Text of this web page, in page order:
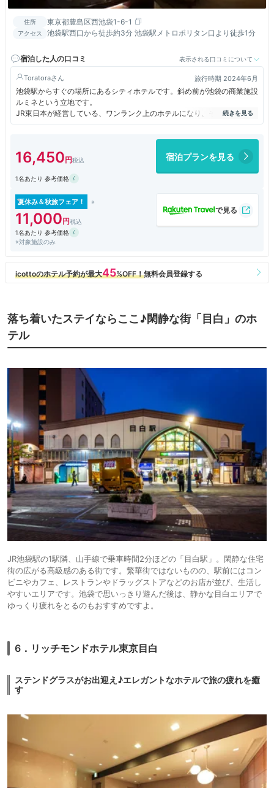
住所 東京都豊島区西池袋1-6-1
アクセス 池袋駅西口から徒歩約3分 池袋駅メトロポリタン口より徒歩1分
宿泊した人の口コミ 表示される口コミについて
Toratora 旅行時期 2024年6月
池袋駅からすぐの場所にあるシティホテルです。斜め前が池袋の商業施設
ルミネという立地です。
JR東日本が経営している、ワンランク上のホテルになり、その立地が素
晴らしいです。
いです。
16,450 宿泊プランを見る
1名あたり 参考価格
夏休み＆秋旅フェア！
11,000
1名あたり 参考価格
※対象施設のみ
落ち着いたステイならここ♪閑静な街「目白」のホ
テル
JR池袋駅の1駅隣、山手線で乗車時間2分ほどの「目白駅」。閑静な住宅
街の広がる高級感のある街です。繁華街ではないものの、駅前にはコン
ビニやカフェ、レストランやドラッグストアなどのお店が並び、生活し
やすいエリアです。池袋で思いっきり遊んだ後は、静かな目白エリアで
ゆっくり疲れをとるのもおすすめですよ。
6．リッチモンドホテル東京目白
ステンドグラスがお出迎え♪エレガントなホテルで旅の疲れを癒
す